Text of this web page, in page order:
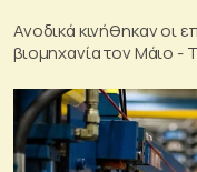
Ανοδικά κινήθηκαν οι
βιομηχανία τον Μάιο -